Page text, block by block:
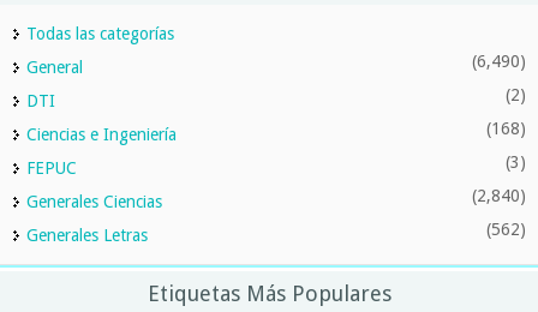
Todas las categorías
General
(6,490)
DTI (2)
Ciencias e Ingeniería (168)
FEPUC (3)
Generales Ciencias (2,840)
Generales Letras (562)
Etiquetas Más Populares